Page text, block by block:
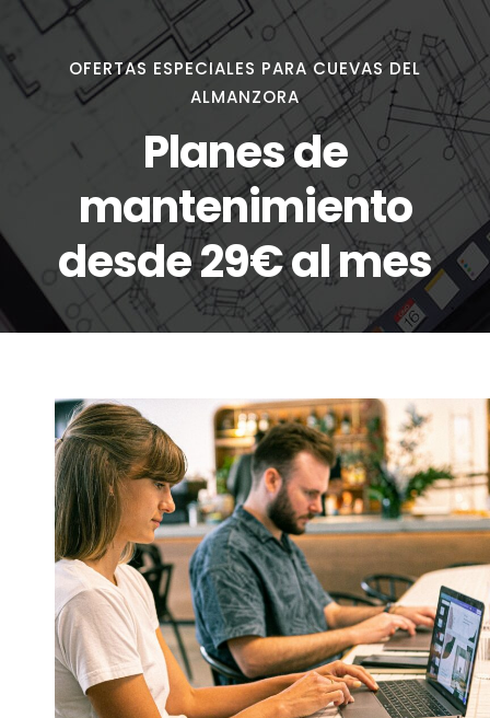
OFERTAS ESPECIALES PARA CUEVAS DEL
ALMANZORA
Planes de
mantenimiento
desde 29€ al mes